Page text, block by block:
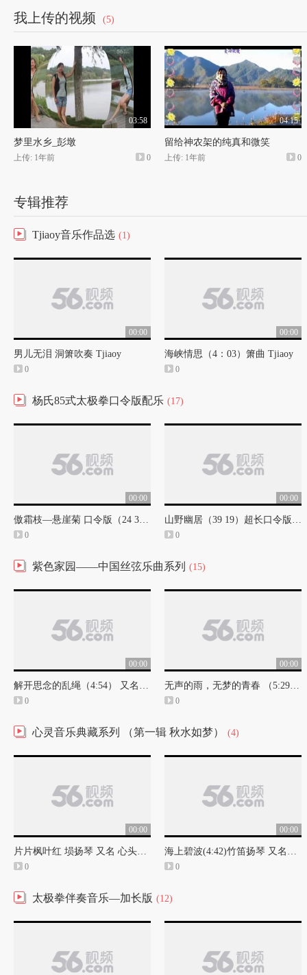
我上传的视频 (5)
03:58
梦里水乡_彭墩
上传: 1年前 0
04:15
留给神农架的纯真和微笑
上传: 1年前 0
专辑推荐
Tjiaoy音乐作品选 (1)
00:00
男儿无泪 洞箫吹奏 Tjiaoy
0
00:00
海峡情思（4：03）箫曲 Tjiaoy
0
杨氏85式太极拳口令版配乐 (17)
00:00
傲霜枝—悬崖菊 口令版（24 34）杨氏85式太极拳口令版配乐
0
00:00
山野幽居（39 19）超长口令版 杨氏太极拳85式口令版配乐
0
紫色家园——中国丝弦乐曲系列 (15)
00:00
解开思念的乱绳（4:54） 又名《夕阳山外山》可作太极拳伴奏曲
0
00:00
无声的雨，无梦的青春 （5:29）二胡扬琴 又名《秋水如梦》
0
心灵音乐典藏系列 （第一辑 秋水如梦） (4)
00:00
片片枫叶红 埙扬琴 又名 心头的影子
0
00:00
海上碧波(4:42)竹笛扬琴 又名《似有若无》
0
太极拳伴奏音乐—加长版 (12)